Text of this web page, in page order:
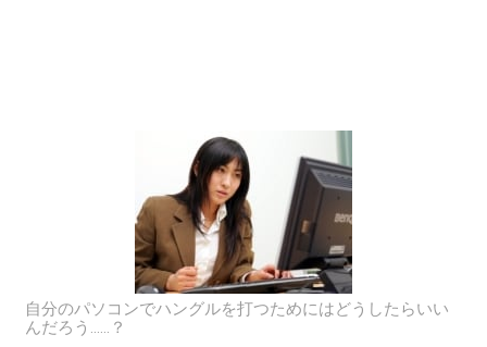
自分のパソコンでハングルを打つためにはどうしたらいい
んだろう……？